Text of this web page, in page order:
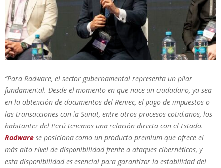
“Para Radware, el sector gubernamental representa un pilar
fundamental. Desde el momento en que nace un ciudadano, ya sea
en la obtención de documentos del Reniec, el pago de impuestos o
las transacciones con la Sunat, entre otros procesos cotidianos, los
habitantes del Perú tenemos una relación directa con el Estado.
Radware se posiciona como un producto premium que ofrece el
más alto nivel de disponibilidad frente a ataques cibernéticos, y
esta disponibilidad es esencial para garantizar la estabilidad del